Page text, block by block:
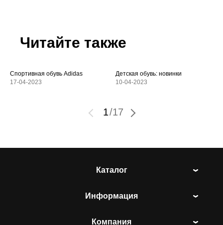
Читайте также
Спортивная обувь Adidas
17-04-2023
Детская обувь: новинки
10-04-2023
1/17
Каталог
Информация
Компания